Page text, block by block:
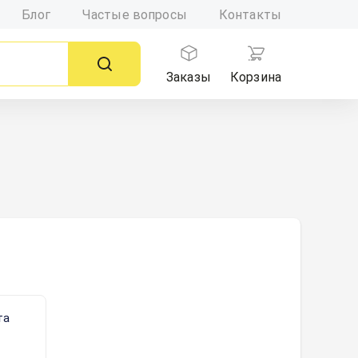
Блог Частые вопросы Контакты
Заказы
Корзина